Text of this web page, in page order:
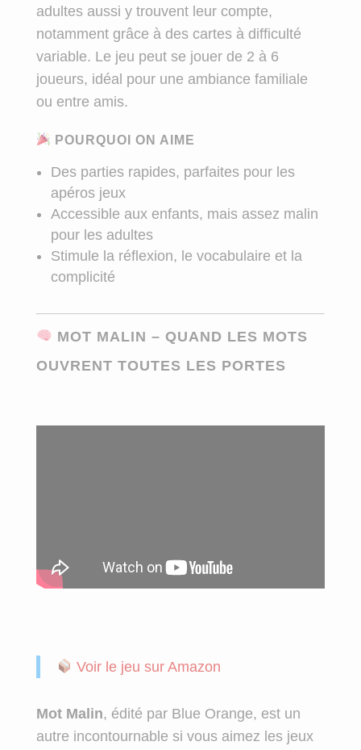
adultes aussi y trouvent leur compte,
notamment grâce à des cartes à difficulté
variable. Le jeu peut se jouer de 2 à 6
joueurs, idéal pour une ambiance familiale
ou entre amis.
POURQUOI ON AIME
Des parties rapides, parfaites pour les
apéros jeux
Accessible aux enfants, mais assez malin
pour les adultes
Stimule la réflexion, le vocabulaire et la
complicité
MOT MALIN – QUAND LES MOTS
OUVRENT TOUTES LES PORTES
Voir le jeu sur Amazon
Mot Malin, édité par Blue Orange, est un
autre incontournable si vous aimez les jeux